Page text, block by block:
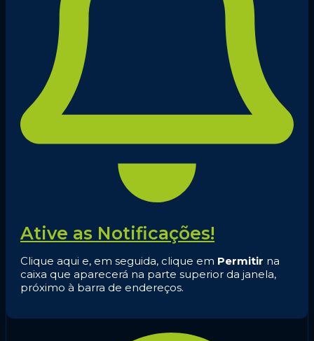
Ative as Notificações!
Clique aqui e, em seguida, clique em Permitir na
caixa que aparecerá na parte superior da janela,
próximo à barra de endereços.